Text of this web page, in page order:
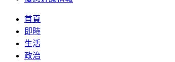
首頁
即時
生活
政治